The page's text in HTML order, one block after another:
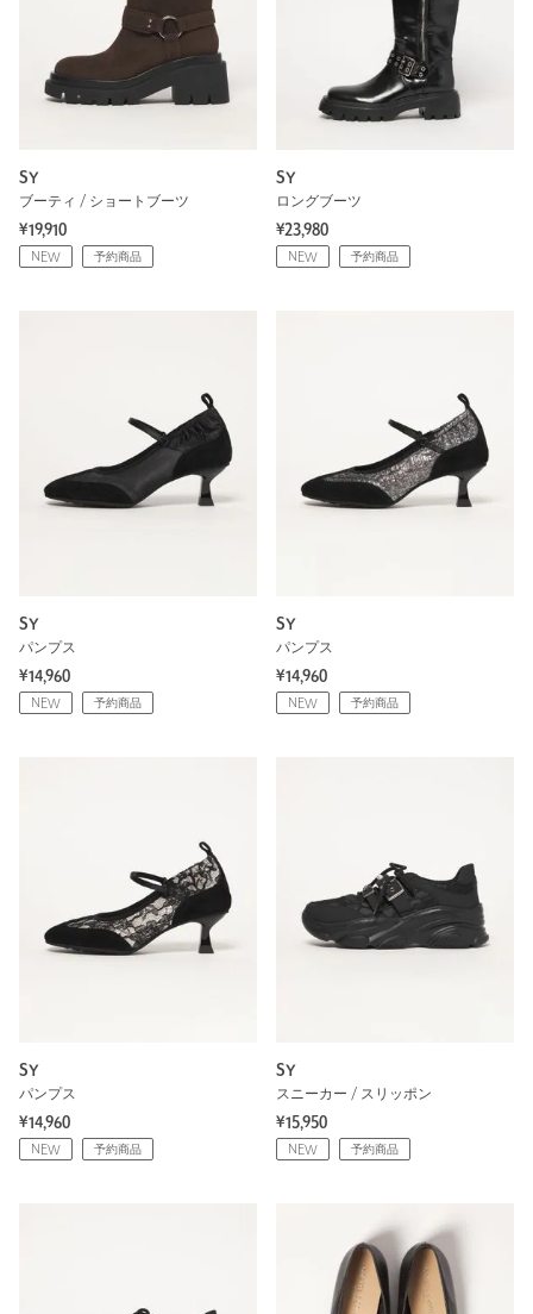
SY
ブーティ / ショートブーツ
¥19,910
NEW 予約商品
SY
ロングブーツ
¥23,980
NEW 予約商品
SY
パンプス
¥14,960
NEW 予約商品
SY
パンプス
¥14,960
NEW 予約商品
SY
パンプス
¥14,960
NEW 予約商品
SY
スニーカー / スリッポン
¥15,950
NEW 予約商品